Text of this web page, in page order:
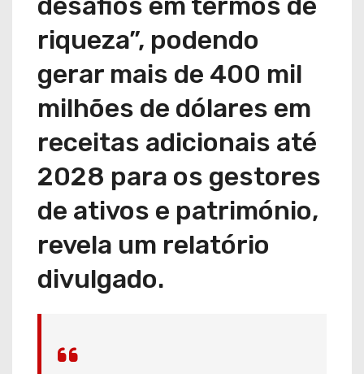
riqueza”, podendo
gerar mais de 400 mil
milhões de dólares em
receitas adicionais até
2028 para os gestores
de ativos e património,
revela um relatório
divulgado.